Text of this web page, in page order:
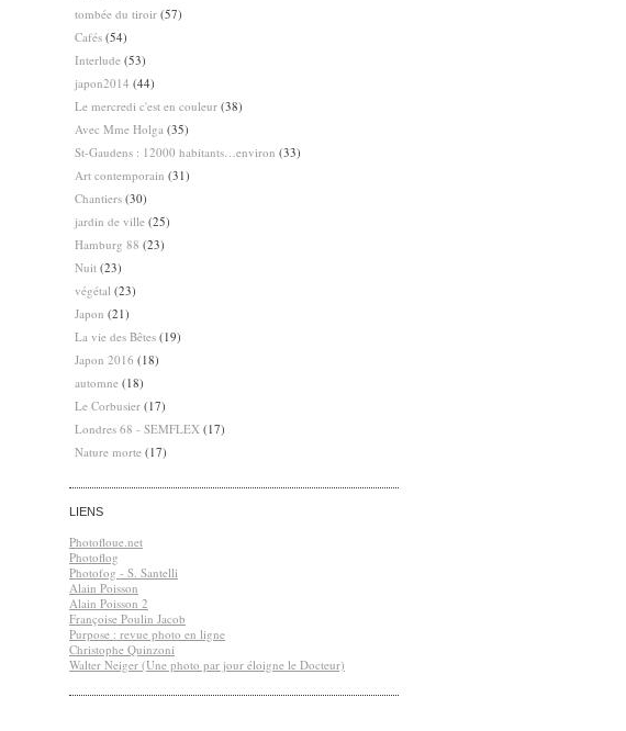
tombée du tiroir (57)
Cafés (54)
Interlude (53)
japon2014 (44)
Le mercredi c'est en couleur (38)
Avec Mme Holga (35)
St-Gaudens : 12000 habitants…environ (33)
Art contemporain (31)
Chantiers (30)
jardin de ville (25)
Hamburg 88 (23)
Nuit (23)
végétal (23)
Japon (21)
La vie des Bêtes (19)
Japon 2016 (18)
automne (18)
Le Corbusier (17)
Londres 68 - SEMFLEX (17)
Nature morte (17)
LIENS
Photofloue.net
Photoflog
Photofog - S. Santelli
Alain Poisson
Alain Poisson 2
Françoise Poulin Jacob
Purpose : revue photo en ligne
Christophe Quinzoni
Walter Neiger (Une photo par jour éloigne le Docteur)